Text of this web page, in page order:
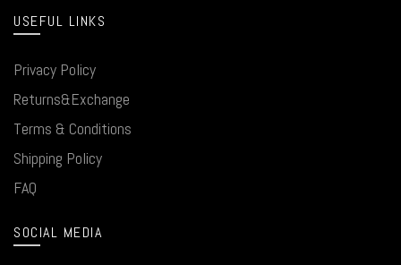
USEFUL LINKS
Privacy Policy
Returns&Exchange
Terms & Conditions
Shipping Policy
FAQ
SOCIAL MEDIA